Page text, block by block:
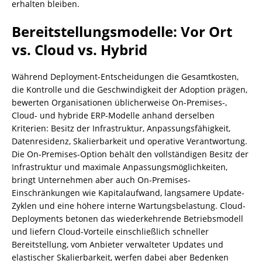
erhalten bleiben.
Bereitstellungsmodelle: Vor Ort
vs. Cloud vs. Hybrid
Während Deployment-Entscheidungen die Gesamtkosten,
die Kontrolle und die Geschwindigkeit der Adoption prägen,
bewerten Organisationen üblicherweise On-Premises-,
Cloud- und hybride ERP-Modelle anhand derselben
Kriterien: Besitz der Infrastruktur, Anpassungsfähigkeit,
Datenresidenz, Skalierbarkeit und operative Verantwortung.
Die On-Premises-Option behält den vollständigen Besitz der
Infrastruktur und maximale Anpassungsmöglichkeiten,
bringt Unternehmen aber auch On-Premises-
Einschränkungen wie Kapitalaufwand, langsamere Update-
Zyklen und eine höhere interne Wartungsbelastung. Cloud-
Deployments betonen das wiederkehrende Betriebsmodell
und liefern Cloud-Vorteile einschließlich schneller
Bereitstellung, vom Anbieter verwalteter Updates und
elastischer Skalierbarkeit, werfen dabei aber Bedenken